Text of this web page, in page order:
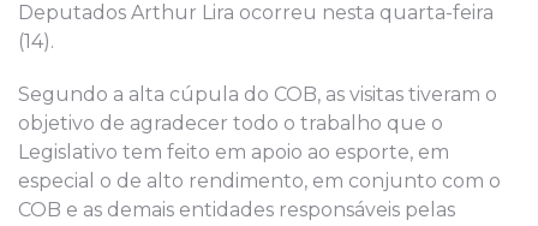
Deputados Arthur Lira ocorreu nesta quarta-feira
(14).
Segundo a alta cúpula do COB, as visitas tiveram o
objetivo de agradecer todo o trabalho que o
Legislativo tem feito em apoio ao esporte, em
especial o de alto rendimento, em conjunto com o
COB e as demais entidades responsáveis pelas